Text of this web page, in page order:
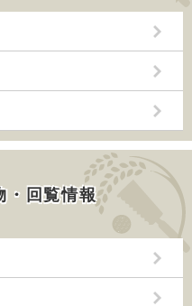
・回覧情報